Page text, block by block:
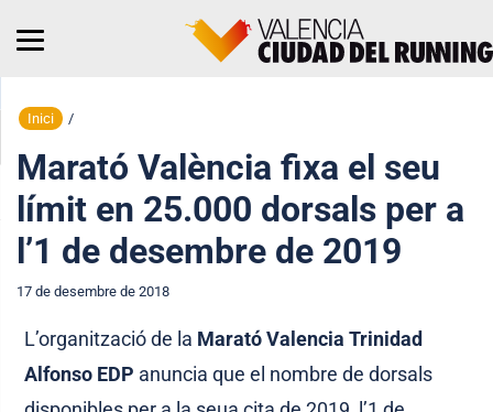
Inici /
Marató València fixa el seu
límit en 25.000 dorsals per a
l’1 de desembre de 2019
17 de desembre de 2018
L’organització de la Marató Valencia Trinidad
Alfonso EDP anuncia que el nombre de dorsals